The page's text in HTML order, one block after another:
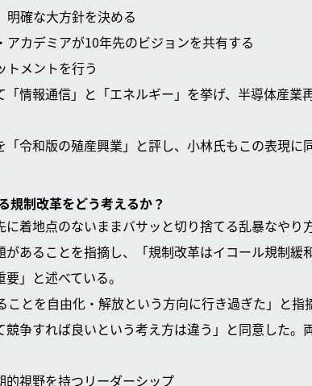
明確な大方針を決める
アカデミアが10年先のビジョンを共有する
トメントを行う
情報通信」と「エネルギー」を挙げ、半導体産業
令和版の殖産興業」と評し、小林氏もこの表現に
規制改革をどう考えるか？
着地点のないままバサッと切り捨てる乱暴なやり
あることを指摘し、「規制改革はイコール規制緩
」と述べている。
ことを自由化・解放という方向に行き過ぎた」と指
争すれば良いという考え方は違う」と同意した。
的視野を持つリーダーシップ